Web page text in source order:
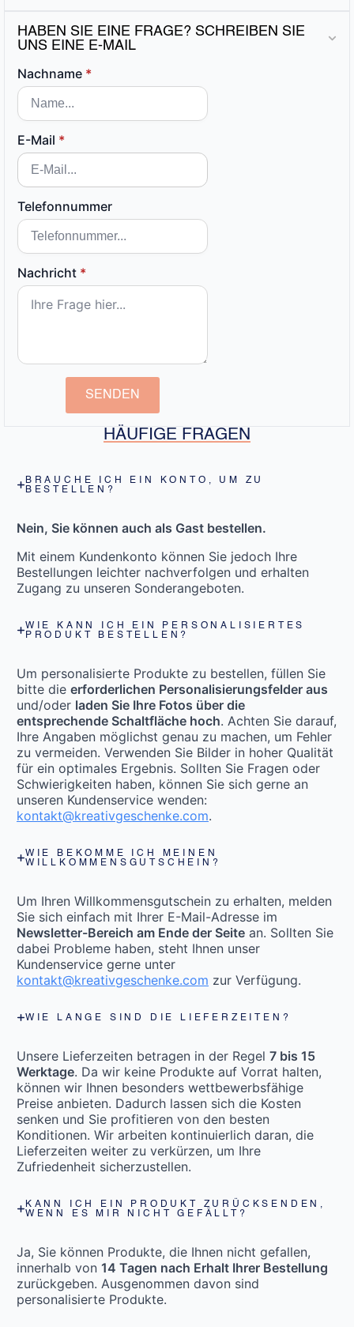
HABEN SIE EINE FRAGE? SCHREIBEN SIE
UNS EINE E-MAIL
Nachname *
E-Mail *
Telefonnummer
Nachricht *
SENDEN
HÄUFIGE FRAGEN
BRAUCHE ICH EIN KONTO, UM ZU
BESTELLEN?
Nein, Sie können auch als Gast bestellen.
Mit einem Kundenkonto können Sie jedoch Ihre
Bestellungen leichter nachverfolgen und erhalten
Zugang zu unseren Sonderangeboten.
WIE KANN ICH EIN PERSONALISIERTES
PRODUKT BESTELLEN?
Um personalisierte Produkte zu bestellen, füllen Sie
bitte die erforderlichen Personalisierungsfelder aus
und/oder laden Sie Ihre Fotos über die
entsprechende Schaltfläche hoch. Achten Sie darauf,
Ihre Angaben möglichst genau zu machen, um Fehler
zu vermeiden. Verwenden Sie Bilder in hoher Qualität
für ein optimales Ergebnis. Sollten Sie Fragen oder
Schwierigkeiten haben, können Sie sich gerne an
unseren Kundenservice wenden:
kontakt@kreativgeschenke.com.
WIE BEKOMME ICH MEINEN
WILLKOMMENSGUTSCHEIN?
Um Ihren Willkommensgutschein zu erhalten, melden
Sie sich einfach mit Ihrer E-Mail-Adresse im
Newsletter-Bereich am Ende der Seite an. Sollten Sie
dabei Probleme haben, steht Ihnen unser
Kundenservice gerne unter
kontakt@kreativgeschenke.com zur Verfügung.
WIE LANGE SIND DIE LIEFERZEITEN?
Unsere Lieferzeiten betragen in der Regel 7 bis 15
Werktage. Da wir keine Produkte auf Vorrat halten,
können wir Ihnen besonders wettbewerbsfähige
Preise anbieten. Dadurch lassen sich die Kosten
senken und Sie profitieren von den besten
Konditionen. Wir arbeiten kontinuierlich daran, die
Lieferzeiten weiter zu verkürzen, um Ihre
Zufriedenheit sicherzustellen.
KANN ICH EIN PRODUKT ZURÜCKSENDEN,
WENN ES MIR NICHT GEFÄLLT?
Ja, Sie können Produkte, die Ihnen nicht gefallen,
innerhalb von 14 Tagen nach Erhalt Ihrer Bestellung
zurückgeben. Ausgenommen davon sind
personalisierte Produkte.